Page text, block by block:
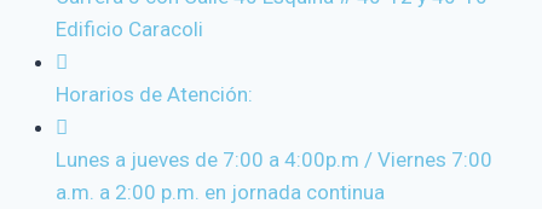
Edificio Caracoli
Horarios de Atención:
Lunes a jueves de 7:00 a 4:00p.m / Viernes 7:00
a.m. a 2:00 p.m. en jornada continua